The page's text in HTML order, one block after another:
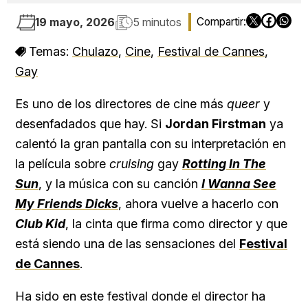
19 mayo, 2026 5 minutos
Temas: Chulazo, Cine, Festival de Cannes,
Gay
Es uno de los directores de cine más queer y
desenfadados que hay. Si Jordan Firstman ya
calentó la gran pantalla con su interpretación en
la película sobre cruising gay Rotting In The
Sun, y la música con su canción I Wanna See
My FriendsDicks, ahora vuelve a hacerlo con
Club Kid, la cinta que firma como director y que
está siendo una de las sensaciones del Festival
de Cannes.
Ha sido en este festival donde el director ha